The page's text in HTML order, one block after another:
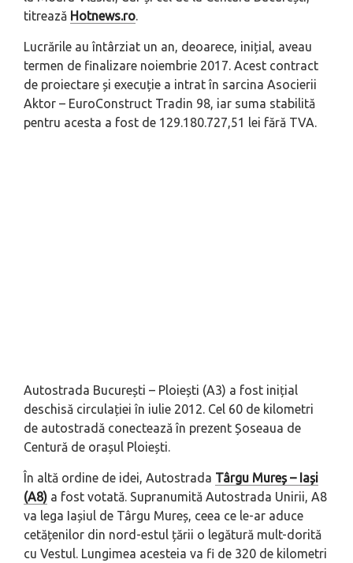
titrează Hotnews.ro.
Lucrările au întârziat un an, deoarece, inițial, aveau
termen de finalizare noiembrie 2017. Acest contract
de proiectare și execuție a intrat în sarcina Asocierii
Aktor – EuroConstruct Tradin 98, iar suma stabilită
pentru acesta a fost de 129.180.727,51 lei fără TVA.
Autostrada București – Ploiești (A3) a fost inițial
deschisă circulației în iulie 2012. Cel 60 de kilometri
de autostradă conectează în prezent Șoseaua de
Centură de orașul Ploiești.
În altă ordine de idei, Autostrada Târgu Mureș – Iași
(A8) a fost votată. Supranumită Autostrada Unirii, A8
va lega Iașiul de Târgu Mureș, ceea ce le-ar aduce
cetățenilor din nord-estul țării o legătură mult-dorită
cu Vestul. Lungimea acesteia va fi de 320 de kilometri